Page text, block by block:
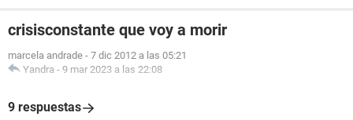
crisisconstante que voy a morir
marcela andrade - 7 dic 2012 a las 05:21
Yandra - 9 mar 2023 a las 22:08
9 respuestas